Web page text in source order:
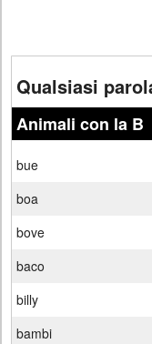
Qualsiasi
Animali con la B
bue
boa
bove
baco
billy
bambi